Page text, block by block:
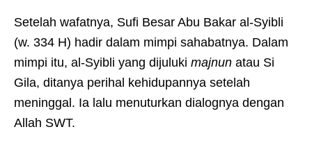
Setelah wafatnya, Sufi Besar Abu Bakar al-Syibli
(w. 334 H) hadir dalam mimpi sahabatnya. Dalam
mimpi itu, al-Syibli yang dijuluki majnun atau Si
Gila, ditanya perihal kehidupannya setelah
meninggal. Ia lalu menuturkan dialognya dengan
Allah SWT.